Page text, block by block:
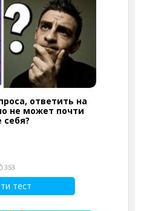
ответить на
не может почти
себя?
353
тест